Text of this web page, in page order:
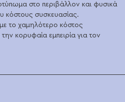
στο περιβάλλον και φυσικά
κόστους συσκευασίας.
το χαμηλότερο κόστος
κορυφαία εμπειρία για τον